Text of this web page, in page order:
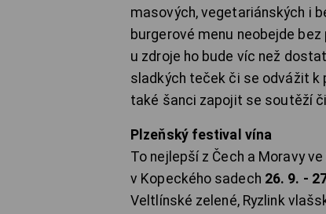
masových, vegetariánských i
burgerové menu neobejde
u zdroje ho bude víc než
sladkých teček či se odvážit k
také šanci zapojit se soutěží
Plzeňský festival vína
To nejlepší z Čech a Moravy
v Kopeckého sadech 26. 9. -
Veltlínské zelené, Ryzlink